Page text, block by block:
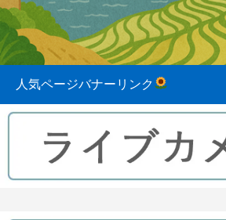
白米千枚田 あぜのきらめき（アルバム）
2023.08.31
人気ページバナーリンク